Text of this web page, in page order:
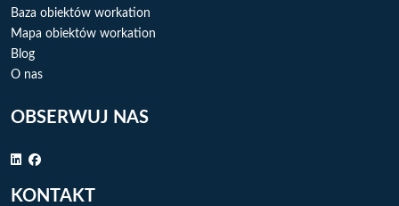
Baza obiektów workation
Mapa obiektów workation
Blog
O nas
OBSERWUJ NAS
KONTAKT